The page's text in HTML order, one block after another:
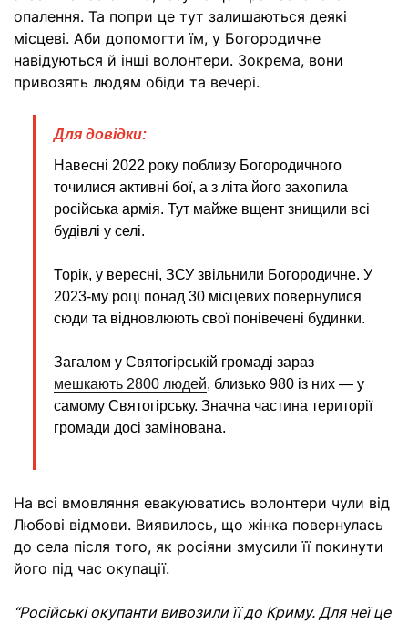
опалення. Та попри це тут залишаються деякі
місцеві. Аби допомогти їм, у Богородичне
навідуються й інші волонтери. Зокрема, вони
привозять людям обіди та вечері.
Для довідки:
Навесні 2022 року поблизу Богородичного
точилися активні бої, а з літа його захопила
російська армія. Тут майже вщент знищили всі
будівлі у селі.
Торік, у вересні, ЗСУ звільнили Богородичне. У
2023-му році понад 30 місцевих повернулися
сюди та відновлюють свої понівечені будинки.
Загалом у Святогірській громаді зараз
мешкають 2800 людей, близько 980 із них — у
самому Святогірську. Значна частина території
громади досі замінована.
На всі вмовляння евакуюватись волонтери чули від
Любові відмови. Виявилось, що жінка повернулась
до села після того, як росіяни змусили її покинути
його під час окупації.
“Російські окупанти вивозили її до Криму. Для неї це